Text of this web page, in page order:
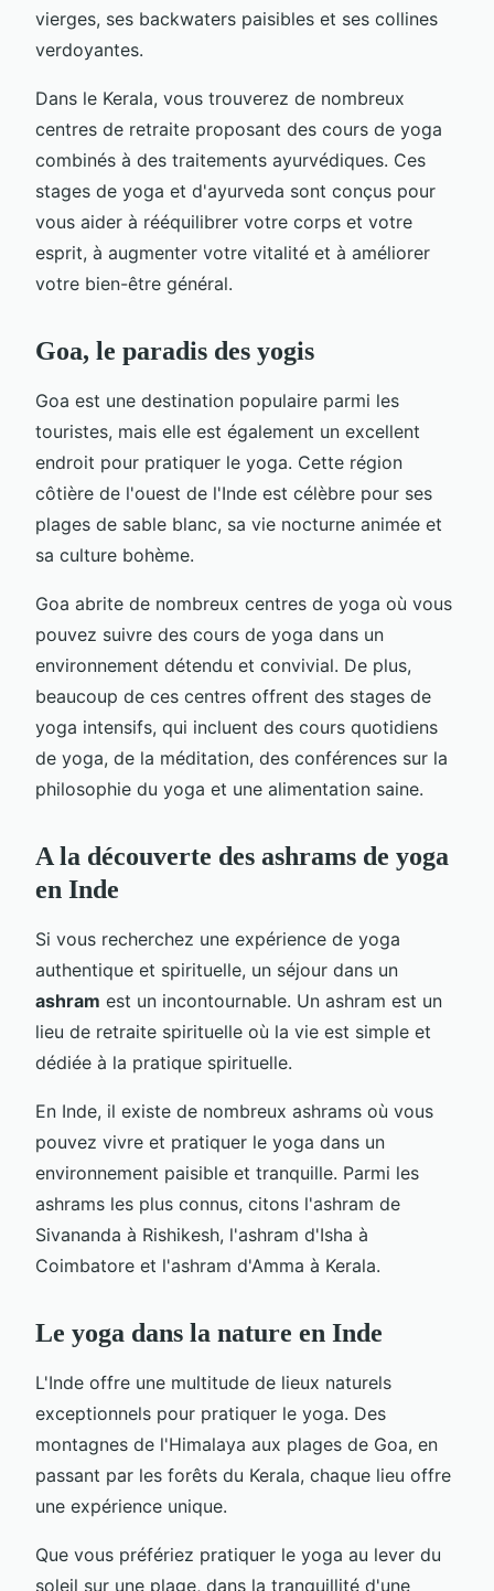
vierges, ses backwaters paisibles et ses collines
verdoyantes.
Dans le Kerala, vous trouverez de nombreux
centres de retraite proposant des cours de yoga
combinés à des traitements ayurvédiques. Ces
stages de yoga et d'ayurveda sont conçus pour
vous aider à rééquilibrer votre corps et votre
esprit, à augmenter votre vitalité et à améliorer
votre bien-être général.
Goa, le paradis des yogis
Goa est une destination populaire parmi les
touristes, mais elle est également un excellent
endroit pour pratiquer le yoga. Cette région
côtière de l'ouest de l'Inde est célèbre pour ses
plages de sable blanc, sa vie nocturne animée et
sa culture bohème.
Goa abrite de nombreux centres de yoga où vous
pouvez suivre des cours de yoga dans un
environnement détendu et convivial. De plus,
beaucoup de ces centres offrent des stages de
yoga intensifs, qui incluent des cours quotidiens
de yoga, de la méditation, des conférences sur la
philosophie du yoga et une alimentation saine.
A la découverte des ashrams de yoga
en Inde
Si vous recherchez une expérience de yoga
authentique et spirituelle, un séjour dans un
ashram est un incontournable. Un ashram est un
lieu de retraite spirituelle où la vie est simple et
dédiée à la pratique spirituelle.
En Inde, il existe de nombreux ashrams où vous
pouvez vivre et pratiquer le yoga dans un
environnement paisible et tranquille. Parmi les
ashrams les plus connus, citons l'ashram de
Sivananda à Rishikesh, l'ashram d'Isha à
Coimbatore et l'ashram d'Amma à Kerala.
Le yoga dans la nature en Inde
L'Inde offre une multitude de lieux naturels
exceptionnels pour pratiquer le yoga. Des
montagnes de l'Himalaya aux plages de Goa, en
passant par les forêts du Kerala, chaque lieu offre
une expérience unique.
Que vous préfériez pratiquer le yoga au lever du
soleil sur une plage, dans la tranquillité d'une